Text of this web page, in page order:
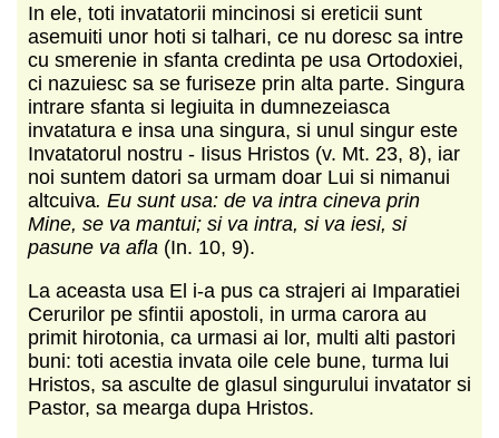
In ele, toti invatatorii mincinosi si ereticii sunt
asemuiti unor hoti si talhari, ce nu doresc sa intre
cu smerenie in sfanta credinta pe usa Ortodoxiei,
ci nazuiesc sa se furiseze prin alta parte. Singura
intrare sfanta si legiuita in dumnezeiasca
invatatura e insa una singura, si unul singur este
Invatatorul nostru - Iisus Hristos (v. Mt. 23, 8), iar
noi suntem datori sa urmam doar Lui si nimanui
altcuiva. Eu sunt usa: de va intra cineva prin
Mine, se va mantui; si va intra, si va iesi, si
pasune va afla (In. 10, 9).
La aceasta usa El i-a pus ca strajeri ai Imparatiei
Cerurilor pe sfintii apostoli, in urma carora au
primit hirotonia, ca urmasi ai lor, multi alti pastori
buni: toti acestia invata oile cele bune, turma lui
Hristos, sa asculte de glasul singurului invatator si
Pastor, sa mearga dupa Hristos.